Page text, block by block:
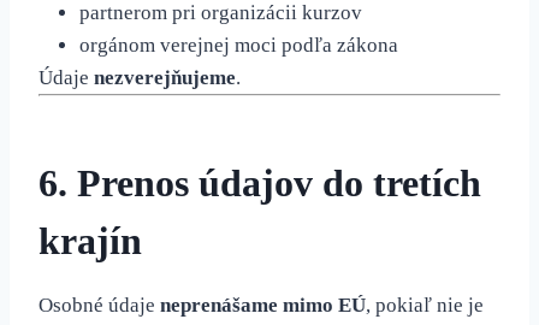
partnerom pri organizácii kurzov
orgánom verejnej moci podľa zákona
Údaje nezverejňujeme.
6. Prenos údajov do tretích
krajín
Osobné údaje neprenášame mimo EÚ, pokiaľ nie je